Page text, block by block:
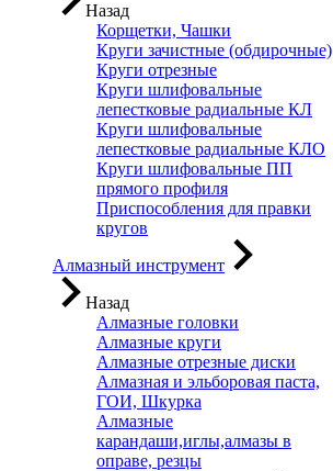
Назад
Корщетки, Чашки
Круги зачистные (обдирочные)
Круги отрезные
Круги шлифовальные
лепестковые радиальные КЛ
Круги шлифовальные
лепестковые радиальные КЛО
Круги шлифовальные ПП
прямого профиля
Приспособления для правки
кругов
Алмазный инструмент
Назад
Алмазные головки
Алмазные круги
Алмазные отрезные диски
Алмазная и эльборовая паста,
ГОИ, Шкурка
Алмазные
карандаши,иглы,алмазы в
оправе, резцы